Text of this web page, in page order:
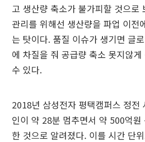
고 생산량 축소가 불가피할 것으로
관리를 위해선 생산량을 파업 이전
는 탓이다. 품질 이슈가 생기면 글
에 차질을 줘 공급량 축소 못지않
수 있다.
2018년 삼성전자 평택캠퍼스 정전
인이 약 28분 멈추면서 약 500억원
한 것으로 알려졌다. 이를 시간 단